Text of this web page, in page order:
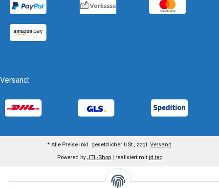
Versand:
* Alle Preise inkl. gesetzlicher USt., zzgl. Versand
Powered by JTL-Shop | realisiert mit jd.tec